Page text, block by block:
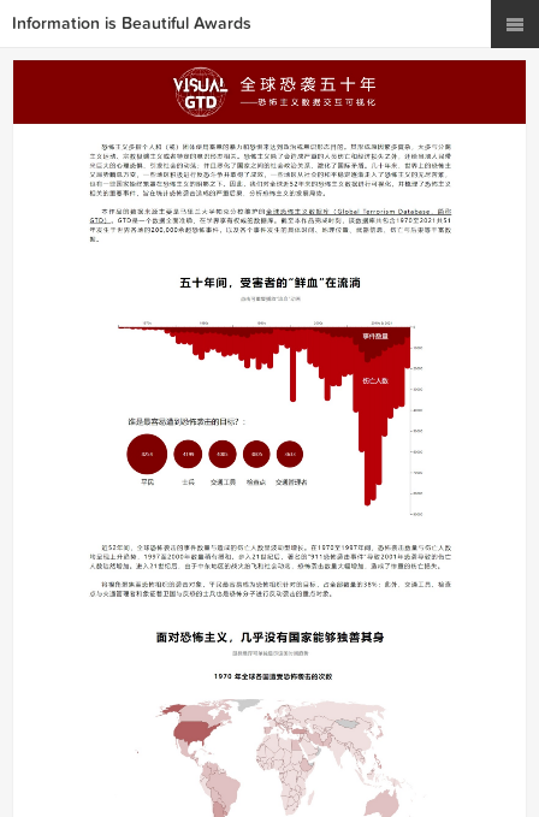
Information is Beautiful Awards